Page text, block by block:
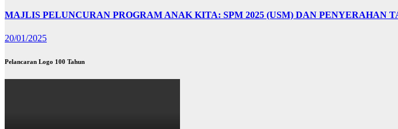
MAJLIS PELUNCURAN PROGRAM ANAK KITA: SPM 2025 (USM) DAN PENYERAHAN
20/01/2025
Pelancaran Logo 100 Tahun